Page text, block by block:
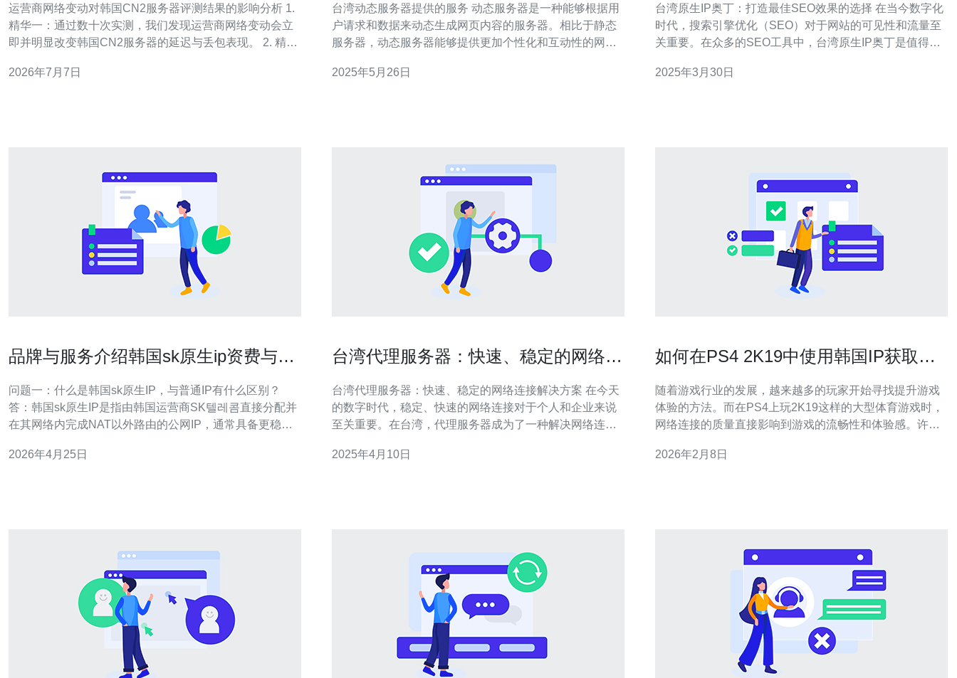
运营商网络变动对韩国CN2服务器评测结果的影响分析 1.
精华一：通过数十次实测，我们发现运营商网络变动会立
即并明显改变韩国CN2服务器的延迟与丢包表现。 2. 精华
点，往往在短时间内导致评测结果剧变。 3. 精华三：合理
2026年7月7日
台湾动态服务器提供的服务 动态服务器是一种能够根据用
户请求和数据来动态生成网页内容的服务器。相比于静态
服务器，动态服务器能够提供更加个性化和互动性的网页
公司和数据中心，因此在动态服务器领域有着独特的优
2025年5月26日
台湾原生IP奥丁：打造最佳SEO效果的选择 在当今数字化
时代，搜索引擎优化（SEO）对于网站的可见性和流量至
关重要。在众多的SEO工具中，台湾原生IP奥丁是值得关
站实现最佳的SEO效果。 奥丁是一种基于台湾原生IP的
2025年3月30日
品牌与服务介绍韩国sk原生ip资费与覆
问题一：什么是韩国sk原生IP，与普通IP有什么区别？
答：韩国sk原生IP是指由韩国运营商SK텔레콤直接分配并
在其网络内完成NAT以外路由的公网IP，通常具备更稳定
比，原生IP在服务可达性、端口映射和反向DNS支持上更
2026年4月25日
台湾代理服务器：快速、稳定的网络连
台湾代理服务器：快速、稳定的网络连接解决方案 在今天
的数字时代，稳定、快速的网络连接对于个人和企业来说
至关重要。在台湾，代理服务器成为了一种解决网络连接
的特点以及它们提供的优质网络连接解决方案。 代理服务
2025年4月10日
如何在PS4 2K19中使用韩国IP获取更
随着游戏行业的发展，越来越多的玩家开始寻找提升游戏
体验的方法。而在PS4上玩2K19这样的大型体育游戏时，
网络连接的质量直接影响到游戏的流畅性和体验感。许多
显著改善游戏体验。本文将探讨如何在PS4 2K19中使用韩
2026年2月8日